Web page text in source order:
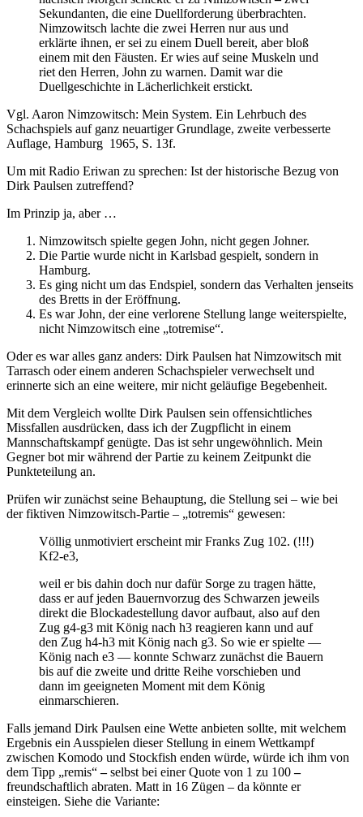
Sekundanten, die eine Duellforderung überbrachten.
Nimzowitsch lachte die zwei Herren nur aus und
erklärte ihnen, er sei zu einem Duell bereit, aber bloß
einem mit den Fäusten. Er wies auf seine Muskeln und
riet den Herren, John zu warnen. Damit war die
Duellgeschichte in Lächerlichkeit erstickt.
Vgl. Aaron Nimzowitsch: Mein System. Ein Lehrbuch des
Schachspiels auf ganz neuartiger Grundlage, zweite verbesserte
Auflage, Hamburg 1965, S. 13f.
Um mit Radio Eriwan zu sprechen: Ist der historische Bezug von
Dirk Paulsen zutreffend?
Im Prinzip ja, aber …
Nimzowitsch spielte gegen John, nicht gegen Johner.
Die Partie wurde nicht in Karlsbad gespielt, sondern in
Hamburg.
Es ging nicht um das Endspiel, sondern das Verhalten jenseits
des Bretts in der Eröffnung.
Es war John, der eine verlorene Stellung lange weiterspielte,
nicht Nimzowitsch eine „totremise“.
Oder es war alles ganz anders: Dirk Paulsen hat Nimzowitsch mit
Tarrasch oder einem anderen Schachspieler verwechselt und
erinnerte sich an eine weitere, mir nicht geläufige Begebenheit.
Mit dem Vergleich wollte Dirk Paulsen sein offensichtliches
Missfallen ausdrücken, dass ich der Zugpflicht in einem
Mannschaftskampf genügte. Das ist sehr ungewöhnlich. Mein
Gegner bot mir während der Partie zu keinem Zeitpunkt die
Punkteteilung an.
Prüfen wir zunächst seine Behauptung, die Stellung sei – wie bei
der fiktiven Nimzowitsch-Partie – „totremis“ gewesen:
Völlig unmotiviert erscheint mir Franks Zug 102. (!!!)
Kf2-e3,
weil er bis dahin doch nur dafür Sorge zu tragen hätte,
dass er auf jeden Bauernvorzug des Schwarzen jeweils
direkt die Blockadestellung davor aufbaut, also auf den
Zug g4-g3 mit König nach h3 reagieren kann und auf
den Zug h4-h3 mit König nach g3. So wie er spielte —
König nach e3 — konnte Schwarz zunächst die Bauern
bis auf die zweite und dritte Reihe vorschieben und
dann im geeigneten Moment mit dem König
einmarschieren.
Falls jemand Dirk Paulsen eine Wette anbieten sollte, mit welchem
Ergebnis ein Ausspielen dieser Stellung in einem Wettkampf
zwischen Komodo und Stockfish enden würde, würde ich ihm von
dem Tipp „remis“–selbst bei einer Quote von 1 zu 100–
freundschaftlich abraten. Matt in 16 Zügen – da könnte er
einsteigen. Siehe die Variante: